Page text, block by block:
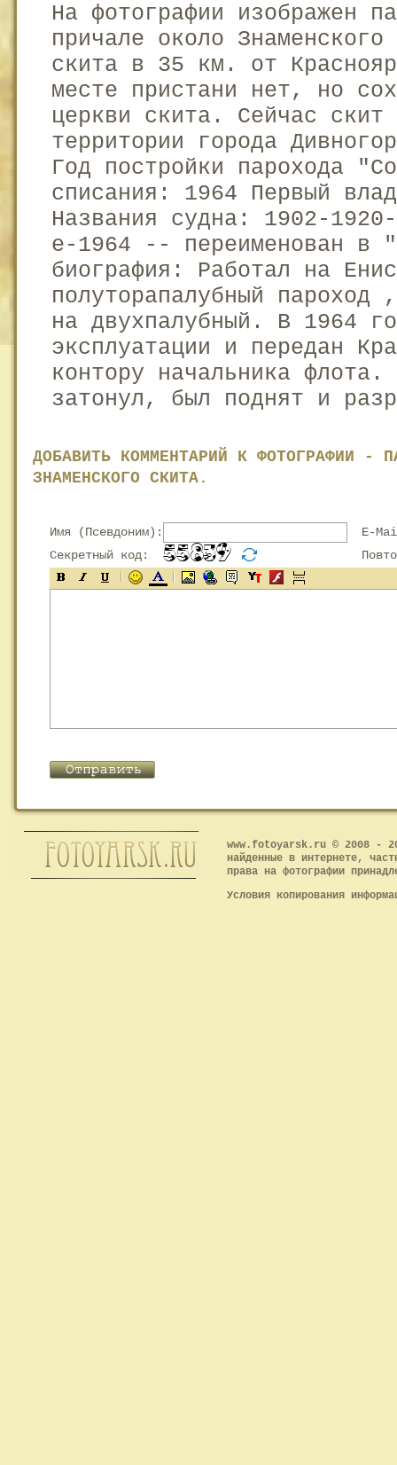
На фотографии изображен
причале около Знаменского
скита в 35 км. от
месте пристани нет, но
церкви скита. Сейчас скит
территории города
Год постройки парохода
списания: 1964 Первый
Названия судна: 1902-
е-1964 -- переименован в
биография: Работал на
полуторапалубный пароход
на двухпалубный. В 1964
эксплуатации и передан
контору начальника
затонул, был поднят и
ДОБАВИТЬ КОММЕНТАРИЙ К ФОТОГРАФИИ -
ЗНАМЕНСКОГО СКИТА.
Имя (Псевдоним):
E-
Секретный код:
www.fotoyarsk.ru © 2008 -
найденные в интернете,
права на фотографии
Условия копирования